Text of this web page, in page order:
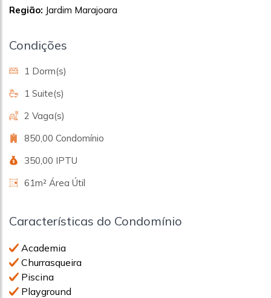
Região: Jardim Marajoara
Condições
1 Dorm(s)
1 Suite(s)
2 Vaga(s)
850,00 Condomínio
350,00 IPTU
61m² Área Útil
Características do Condomínio
Academia
Churrasqueira
Piscina
Playground